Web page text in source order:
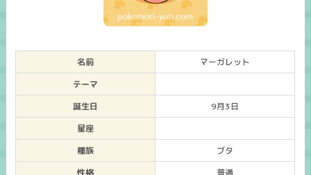
名前
マーガレット
テーマ
誕生日
9月3日
星座
種族
ブタ